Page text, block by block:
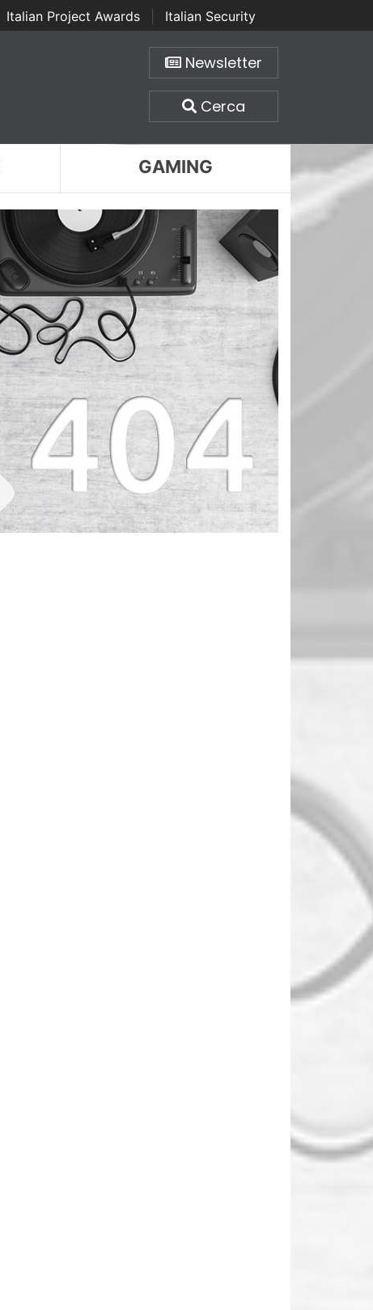
Italian Project Awards
Italian Security
Newsletter
Cerca
GAMING